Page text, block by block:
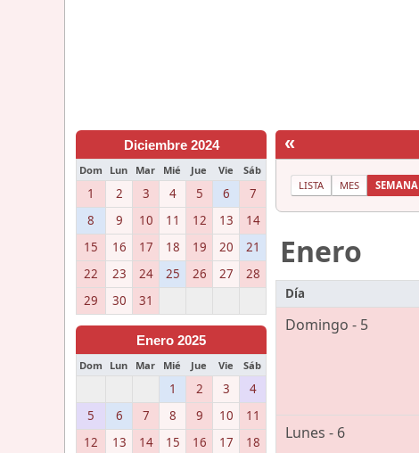
Diciembre 2024
Dom Lun Mar Mié Jue Vie Sáb
1 2 3 4 5 6
7
8
9 10 11 12 13
14
15
16 17 18 19 20
21
22
23 24 25 26 27
28
29
30 31
Enero 2025
Dom Lun Mar Mié Jue Vie Sáb
1 2 3
4
5
6 7 8 9 10
11
12
13 14 15 16 17
18
«
LISTA MES SEMANA
Enero
Día
Domingo - 5
Lunes - 6